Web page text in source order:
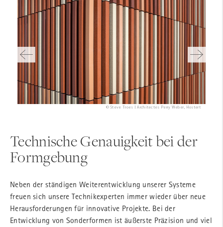
© Sinziana Velicescu/Shildan Group | SOM Architects, New York
© Steve Troes | Architectes Perry Weber, Hostert
© Alexander Bernhard | POS architekten ZT GmbH, Vienna
© Andreas Süß
Technische Genauigkeit bei der
Formgebung
Neben der ständigen Weiterentwicklung unserer Systeme
freuen sich unsere Technikexperten immer wieder über neue
Herausforderungen für innovative Projekte. Bei der
Entwicklung von Sonderformen ist äußerste Präzision und viel